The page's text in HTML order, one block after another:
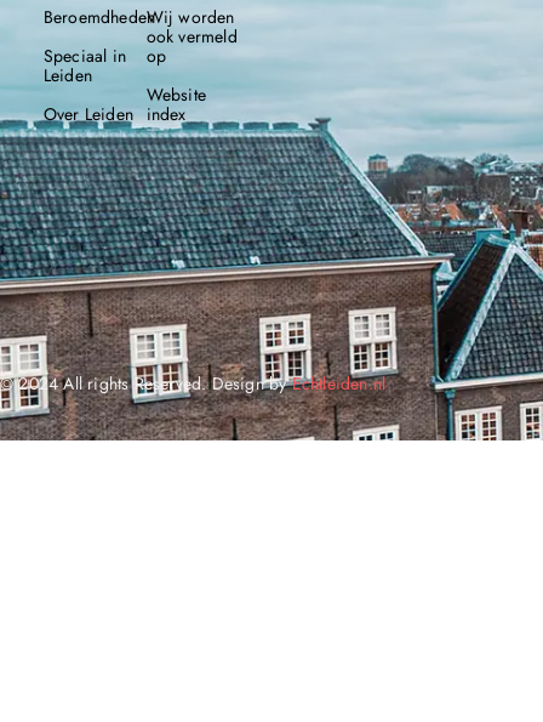
Beroemdheden
Speciaal in
Leiden
Over Leiden
Wij worden
ook vermeld
op
Website
index
© 2024 All rights Reserved. Design byEchtleiden.nl